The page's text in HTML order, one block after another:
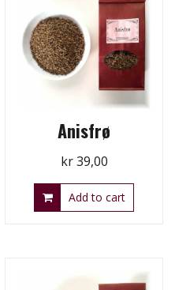
Anisfrø
kr39,00
Add to cart